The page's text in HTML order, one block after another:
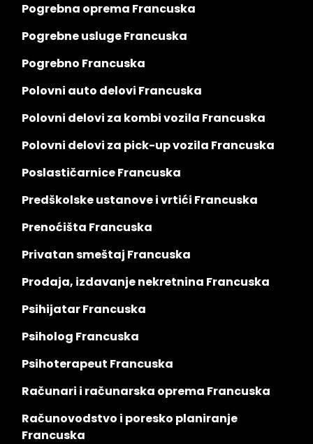
Pogrebna oprema Francuska
Pogrebne usluge Francuska
Pogrebno Francuska
Polovni auto delovi Francuska
Polovni delovi za kombi vozila Francuska
Polovni delovi za pick-up vozila Francuska
Poslastičarnice Francuska
Predškolske ustanove i vrtići Francuska
Prenoćišta Francuska
Privatan smeštaj Francuska
Prodaja, izdavanje nekretnina Francuska
Psihijatar Francuska
Psiholog Francuska
Psihoterapeut Francuska
Računari i računarska oprema Francuska
Računovodstvo i poresko planiranje
Francuska